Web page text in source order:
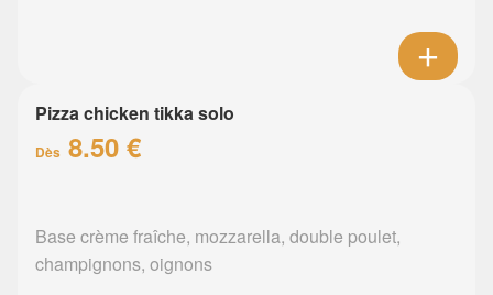
Pizza chicken tikka solo
Dès 8.50 €
Base crème fraîche, mozzarella, double poulet,
champignons, oignons